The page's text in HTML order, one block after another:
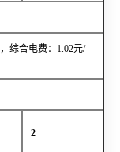
综合电费：1.02元/
2